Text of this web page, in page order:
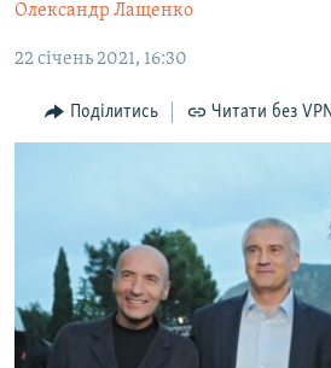
Перейти
до
ПОГЛЯД
ІНТЕРВ'Ю
ВСЕ ЗА ДЕНЬ
ВІДЕОУРОКИ «ELIFBE»
СВІДЧЕННЯ ОКУПАЦІЇ
УКРАЇНСЬКА ПРОБЛЕМА КРИМУ
Русский
Qırımtatar
Олександр Лащенко
22 січень 2021, 16:30
Поділитись Читати без VPN